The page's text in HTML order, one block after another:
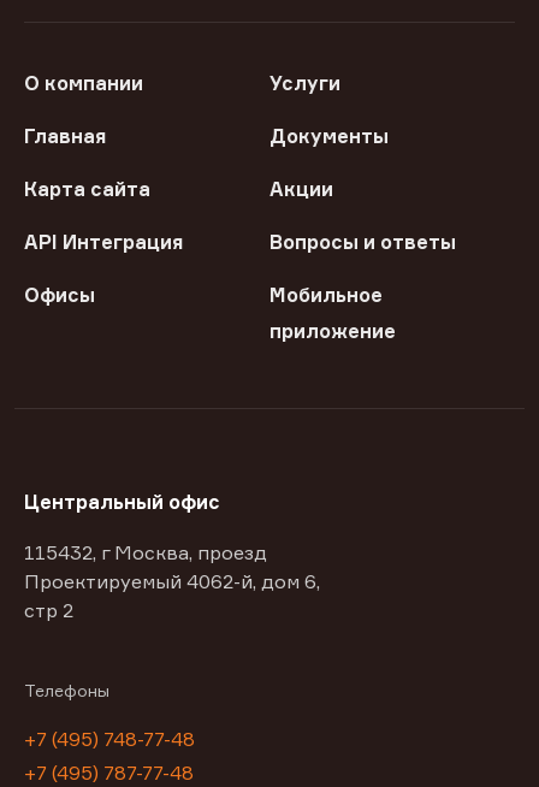
О компании Услуги
Главная Документы
Карта сайта Акции
API Интеграция Вопросы и ответы
Офисы
Мобильное
приложение
Центральный офис
115432, г Москва, проезд
Проектируемый 4062-й, дом 6,
стр 2
Телефоны
+7 (495) 748-77-48
+7 (495) 787-77-48